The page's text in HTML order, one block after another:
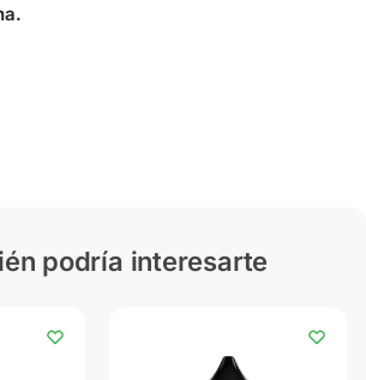
podría interesarte